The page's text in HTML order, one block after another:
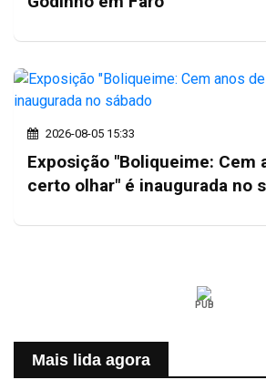
2026-08-05 15:33
Exposição "Boliqueime: Cem
certo olhar" é inaugurada no
PUB
Mais lida agora